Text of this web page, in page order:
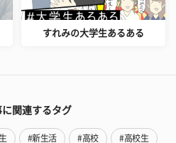
すれみの大学生あるある
に関連するタグ
#新生活 #高校 #高校生